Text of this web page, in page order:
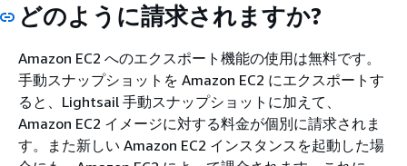
どのように請求されますか?
Amazon EC2 へのエクスポート機能の使用は無料です。
手動スナップショットを Amazon EC2 にエクスポートす
ると、Lightsail 手動スナップショットに加えて、
Amazon EC2 イメージに対する料金が個別に請求されま
す。また新しい Amazon EC2 インスタンスを起動した場